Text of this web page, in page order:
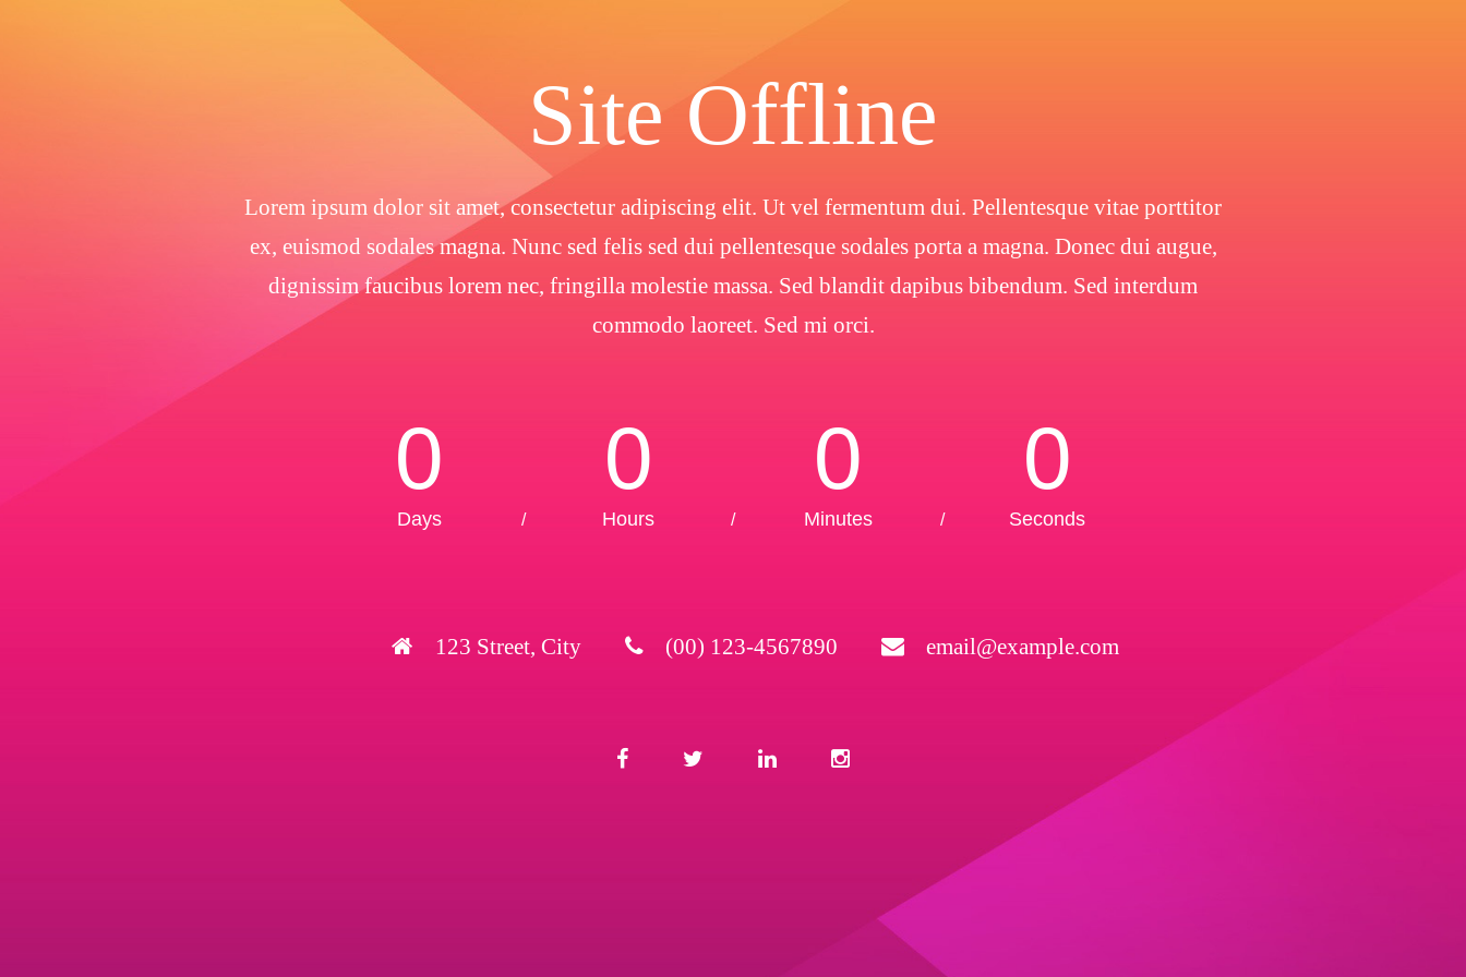
Site Offline
Lorem ipsum dolor sit amet, consectetur adipiscing elit. Ut vel fermentum dui. Pellentesque vitae porttitor
ex, euismod sodales magna. Nunc sed felis sed dui pellentesque sodales porta a magna. Donec dui augue,
dignissim faucibus lorem nec, fringilla molestie massa. Sed blandit dapibus bibendum. Sed interdum
commodo laoreet. Sed mi orci.
0
Days /
0
Hours /
0
Minutes /
0
Seconds
123 Street, City (00) 123-4567890 email@example.com